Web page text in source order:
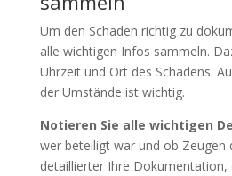
Um den Schaden richtig zu
alle wichtigen Infos sammeln.
Uhrzeit und Ort des Schadens.
der Umstände ist wichtig.
Notieren Sie alle wichtigen
wer beteiligt war und ob Zeugen
detaillierter Ihre Dokumentation,